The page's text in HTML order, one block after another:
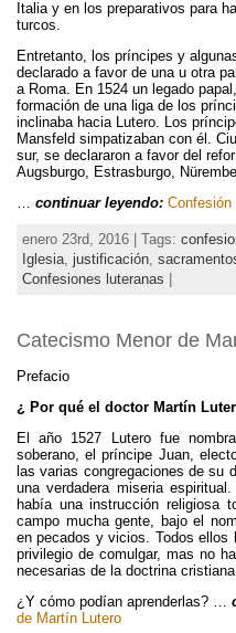
Italia y en los preparativos para
turcos.
Entretanto, los príncipes y
declarado a favor de una u otra
a Roma. En 1524 un legado
formación de una liga de los
inclinaba hacia Lutero. Los
Mansfeld simpatizaban con él.
sur, se declararon a favor del
Augsburgo, Estrasburgo,
continuar leyendo: Confesión
enero 23rd, 2016 | Tags:
Iglesia, justificación,
Confesiones luteranas
Catecismo Menor de
Prefacio
¿ Por qué el doctor Martín
El año 1527 Lutero fue
soberano, el príncipe Juan,
las varias congregaciones de su
una verdadera miseria
había una instrucción religiosa
campo mucha gente, bajo el
en pecados y vicios. Todos ellos
privilegio de comulgar, mas no
necesarias de la doctrina cristiana.
¿Y cómo podían aprenderlas? …
de Martín Lutero